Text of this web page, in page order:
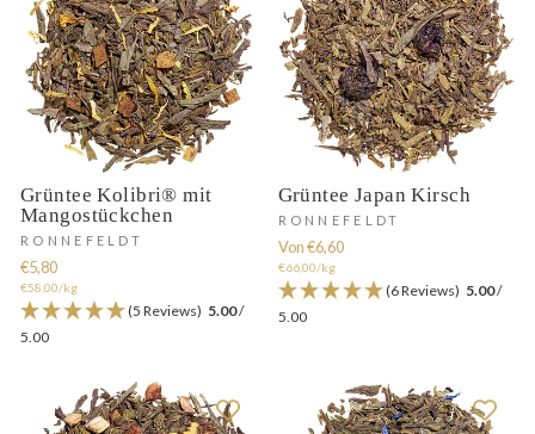
Grüntee Kolibri® mit
Mangostückchen
RONNEFELDT
€5,80
€58,00/kg
(5 Reviews) 5.00/
5.00
Grüntee Japan Kirsch
RONNEFELDT
Von €6,60
€66,00/kg
(6 Reviews) 5.00/
5.00